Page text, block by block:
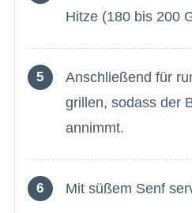
Hitze (180 bis 200
Anschließend für
grillen, sodass der
annimmt.
Mit süßem Senf